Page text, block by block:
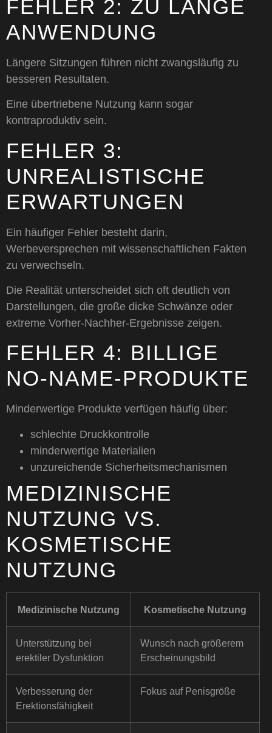
FEHLER 2: ZU LANGE
ANWENDUNG
Längere Sitzungen führen nicht zwangsläufig zu
besseren Resultaten.
Eine übertriebene Nutzung kann sogar
kontraproduktiv sein.
FEHLER 3:
UNREALISTISCHE
ERWARTUNGEN
Ein häufiger Fehler besteht darin,
Werbeversprechen mit wissenschaftlichen Fakten
zu verwechseln.
Die Realität unterscheidet sich oft deutlich von
Darstellungen, die große dicke Schwänze oder
extreme Vorher-Nachher-Ergebnisse zeigen.
FEHLER 4: BILLIGE
NO-NAME-PRODUKTE
Minderwertige Produkte verfügen häufig über:
schlechte Druckkontrolle
minderwertige Materialien
unzureichende Sicherheitsmechanismen
MEDIZINISCHE
NUTZUNG VS.
KOSMETISCHE
NUTZUNG
Medizinische Nutzung Kosmetische Nutzung
Unterstützung bei
erektiler Dysfunktion
Wunsch nach größerem
Erscheinungsbild
Verbesserung der
Erektionsfähigkeit
Fokus auf Penisgröße